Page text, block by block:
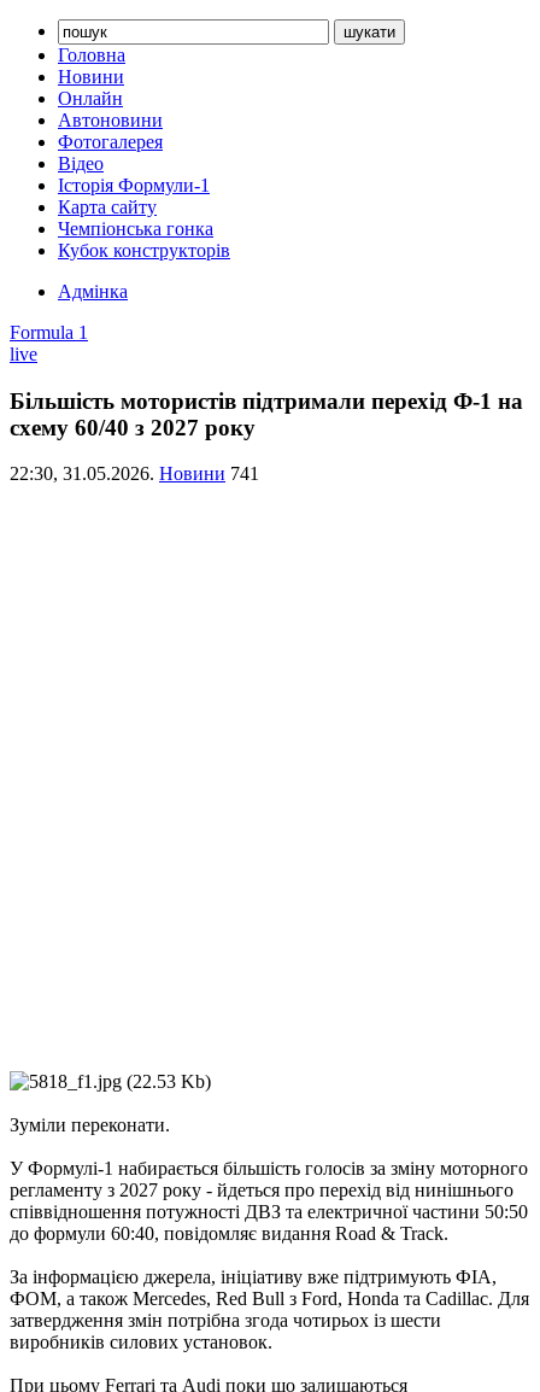
Головна
Новини
Онлайн
Автоновини
Фотогалерея
Відео
Історія Формули-1
Карта сайту
Чемпіонська гонка
Кубок конструкторів
Адмінка
Formula 1
live
Більшість мотористів підтримали перехід Ф-1 на
схему 60/40 з 2027 року
22:30, 31.05.2026. Новини 741
Зуміли переконати.
У Формулі-1 набирається більшість голосів за зміну моторного
регламенту з 2027 року - йдеться про перехід від нинішнього
співвідношення потужності ДВЗ та електричної частини 50:50
до формули 60:40, повідомляє видання Road & Track.
За інформацією джерела, ініціативу вже підтримують ФІА,
ФОМ, а також Mercedes, Red Bull з Ford, Honda та Cadillac. Для
затвердження змін потрібна згода чотирьох із шести
виробників силових установок.
При цьому Ferrari та Audi поки що залишаються